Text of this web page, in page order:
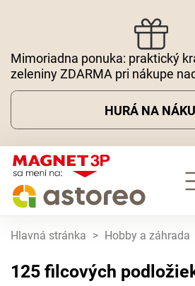
Mimoriadna ponuka: praktický
zeleniny ZDARMA pri nákupe
HURÁ NA
Hlavná stránka > Hobby a záhrada
125 filcových